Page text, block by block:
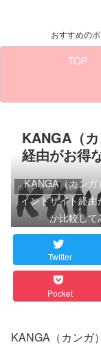
おすすめの
TOP
KANGA（
経由がお得
ポイントサイト比較
KANGA（カンガ
イントサイト経
か比較して
Twitter
Pocket
KANGA（カンガ